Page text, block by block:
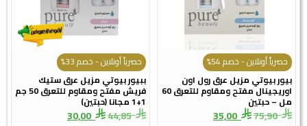
حصرياً أونلاين - خصم 54%
بيور بيوتي مزيل عرق رول اون
اوريجينال مفتح ومقاوم للتعرق 60
مل – حبتين
75,90
35,00
حصرياً أونلاين - خصم 33%
ببيور بيوتي مزيل عرق ستيك
فريش مفتح ومقاوم للتعرق 50 جم
1+1 مجانا (حبتين)
44,85
30,00